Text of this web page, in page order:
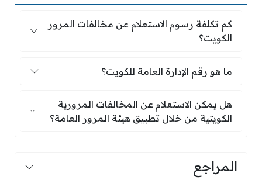
كم تكلفة رسوم الاستعلام عن مخالفات المرور
كم تكلفة رسوم الاستعلام عن مخالفات المرور
الكويت؟
ما هو رقم الإدارة العامة للكويت؟
ما هو رقم الإدارة العامة للكويت؟
هل يمكن الاستعلام عن المخالفات المرورية
هل يمكن الاستعلام عن المخالفات المرورية
الكويتية من خلال تطبيق هيئة المرور العامة؟
المراجع